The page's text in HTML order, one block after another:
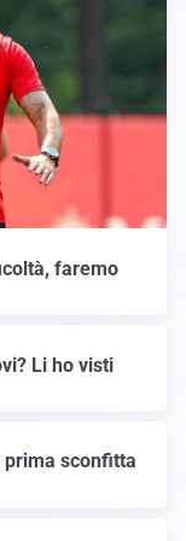
faremo
Li ho visti
prima sconfitta